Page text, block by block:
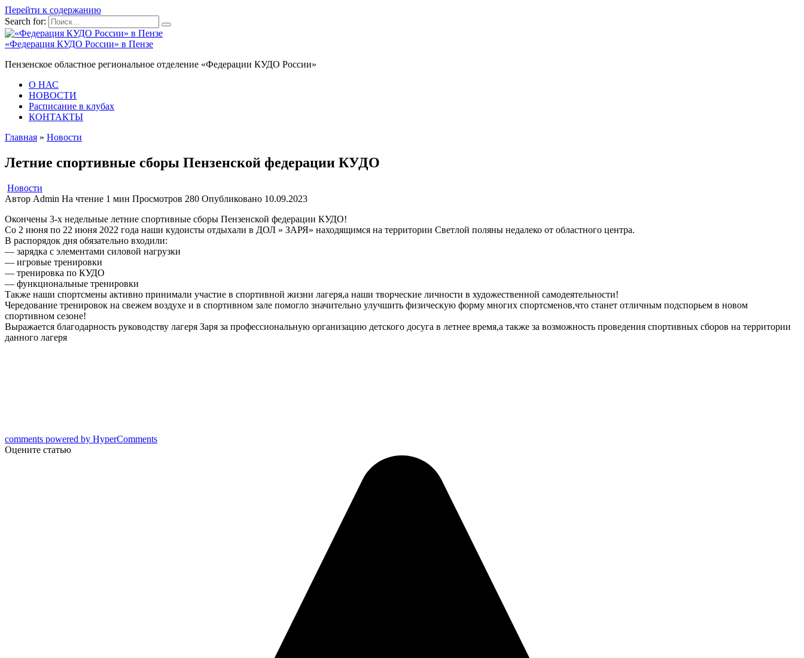
Перейти к содержанию
Search for:
«Федерация КУДО России» в Пензе
Пензенское областное региональное отделение «Федерации КУДО России»
О НАС
НОВОСТИ
Расписание в клубах
КОНТАКТЫ
Главная » Новости
Летние спортивные сборы Пензенской федерации КУДО
Новости
Автор Admin На чтение 1 мин Просмотров 280 Опубликовано 10.09.2023
Окончены 3-х недельные летние спортивные сборы Пензенской федерации КУДО!
Со 2 июня по 22 июня 2022 года наши кудоисты отдыхали в ДОЛ » ЗАРЯ» находящимся на территории Светлой поляны недалеко от областного центра.
В распорядок дня обязательно входили:
— зарядка с элементами силовой нагрузки
— игровые тренировки
— тренировка по КУДО
— функциональные тренировки
Также наши спортсмены активно принимали участие в спортивной жизни лагеря,а наши творческие личности в художественной самодеятельности!
Чередование тренировок на свежем воздухе и в спортивном зале помогло значительно улучшить физическую форму многих спортсменов,что станет отличным подспорьем в новом
спортивном сезоне!
Выражается благодарность руководству лагеря Заря за профессиональную организацию детского досуга в летнее время,а также за возможность проведения спортивных сборов на территории
данного лагеря
comments powered by HyperComments
Оцените статью